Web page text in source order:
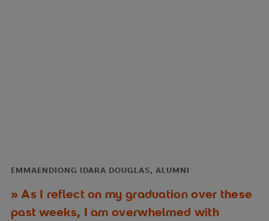
As I reflect on my graduation over these
past weeks, I am overwhelmed with
EMMAENDIONG IDARA DOUGLAS, ALUMNI